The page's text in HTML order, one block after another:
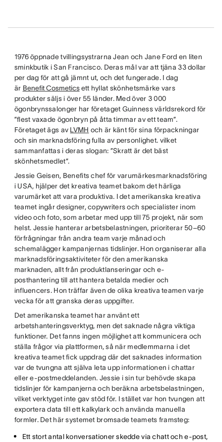
1976 öppnade tvillingsystrarna Jean och Jane Ford en liten
sminkbutik i San Francisco. Deras mål var att tjäna 33 dollar
per dag för att gå jämnt ut, och det fungerade. I dag
är Benefit Cosmeticsett hyllat skönhetsmärke vars
produkter säljs i över 55 länder. Med över 3 000
ögonbrynssalonger har företaget Guinness världsrekord för
”flest vaxade ögonbryn på åtta timmar av ett team”.
Företaget ägs av LVMH och är känt för sina förpackningar
och sin marknadsföring fulla av personlighet. vilket
sammanfattas i deras slogan: ”Skratt är det bäst
skönhetsmedlet”.
Jessie Geisen, Benefits chef för varumärkesmarknadsföring
i USA, hjälper det kreativa teamet bakom det härliga
varumärket att vara produktiva. I det amerikanska kreativa
teamet ingår designer, copywriters och specialister inom
video och foto, som arbetar med upp till 75 projekt, när som
helst. Jessie hanterar arbetsbelastningen, prioriterar 50–60
förfrågningar från andra team varje månad och
schemalägger kampanjernas tidslinjer. Hon organiserar alla
marknadsföringsaktiviteter för den amerikanska
marknaden, allt från produktlanseringar och e-
posthantering till att hantera betalda medier och
influencers. Hon träffar även de olika kreativa teamen varje
vecka för att granska deras uppgifter.
Det amerikanska teamet har använt ett
arbetshanteringsverktyg, men det saknade några viktiga
funktioner. Det fanns ingen möjlighet att kommunicera och
ställa frågor via plattformen, så när medlemmarna i det
kreativa teamet fick uppdrag där det saknades information
var de tvungna att själva leta upp informationen i chattar
eller e-postmeddelanden. Jessie i sin tur behövde skapa
tidslinjer för kampanjerna och beräkna arbetsbelastningen,
vilket verktyget inte gav stöd för. I stället var hon tvungen att
exportera data till ett kalkylark och använda manuella
formler. Det här systemet bromsade teamets framsteg:
Ett stort antal konversationer skedde via chatt och e-post,